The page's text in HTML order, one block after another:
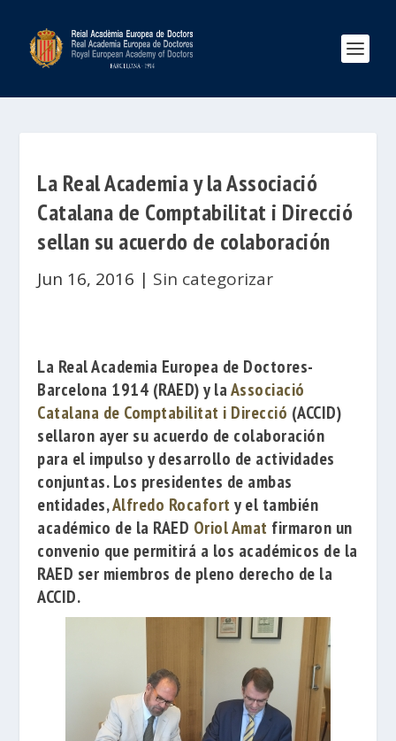
La Real Academia y la Associació
Catalana de Comptabilitat i Direcció
sellan su acuerdo de colaboración
Jun 16, 2016 | Sin categorizar
La Real Academia Europea de Doctores-
Barcelona 1914 (RAED)y laAssociació
Catalana de Comptabilitat i Direcció (ACCID)
sellaron ayer su acuerdo de colaboración
para el impulso y desarrollo de actividades
conjuntas. Los presidentes de ambas
entidades,Alfredo Rocafort y el también
académico de la RAED Oriol Amat firmaron un
convenio que permitirá a los académicos de la
RAED ser miembros de pleno derecho de la
ACCID.